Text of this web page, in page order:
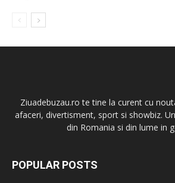
Ziuadebuzau.ro te tine la curent cu
afaceri, divertisment, sport si showbiz.
din Romania si din lume in
POPULAR POSTS